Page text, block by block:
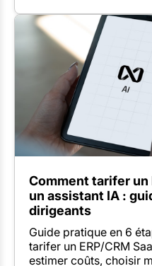
Comment tarifer un
un assistant IA :
dirigeants
Guide pratique en 6
tarifer un ERP/CRM
estimer coûts, choisir